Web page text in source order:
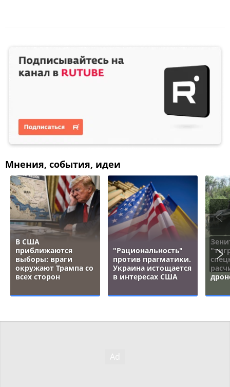
Мнения, события, идеи
В США
приближаются
выборы: враги
окружают Трампа со
всех сторон
"Рациональность"
против прагматики.
Украина истощается
в интересах США